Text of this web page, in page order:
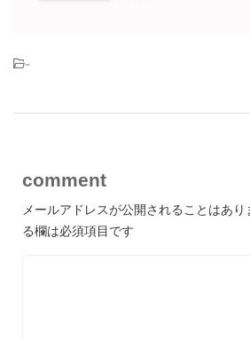
-
comment
メールアドレスが公開されることはあり
る欄は必須項目です